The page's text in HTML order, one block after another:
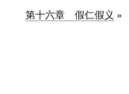
第十六章 假仁假义 »